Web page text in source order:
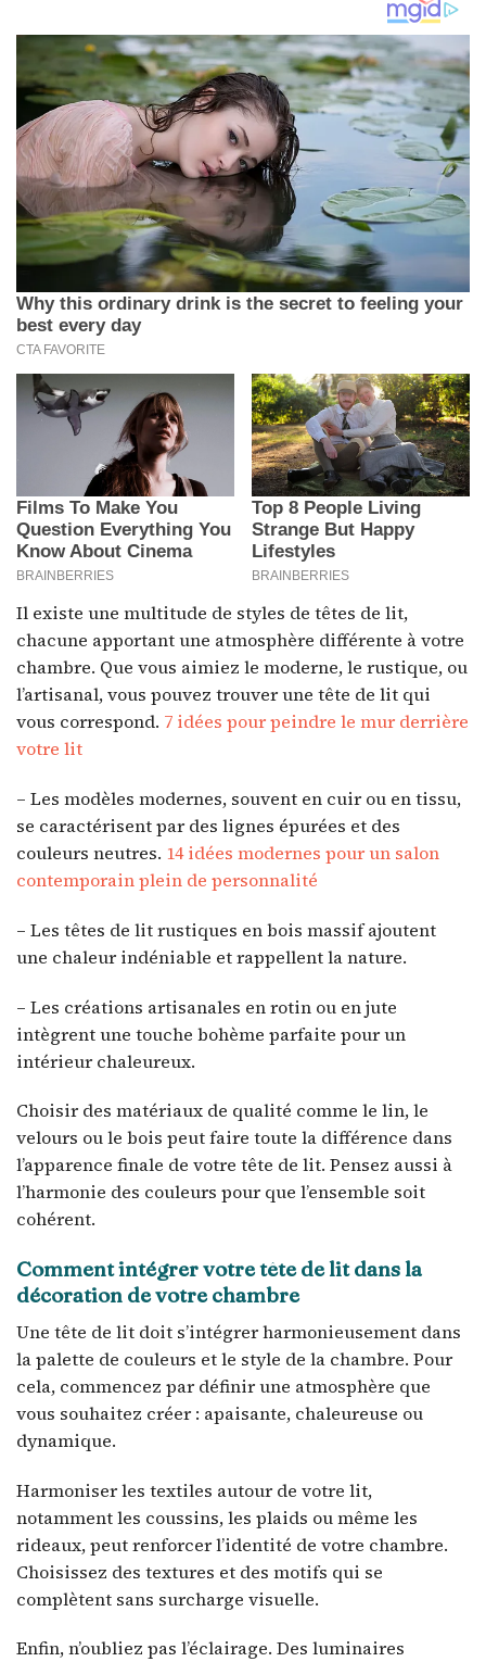
Il existe une multitude de styles de têtes de lit,
chacune apportant une atmosphère différente à votre
chambre. Que vous aimiez le moderne, le rustique, ou
l’artisanal, vous pouvez trouver une tête de lit qui
vous correspond. 7 idées pour peindre le mur derrière
votre lit
– Les modèles modernes, souvent en cuir ou en tissu,
se caractérisent par des lignes épurées et des
couleurs neutres. 14 idées modernes pour un salon
contemporain plein de personnalité
– Les têtes de lit rustiques en bois massif ajoutent
une chaleur indéniable et rappellent la nature.
– Les créations artisanales en rotin ou en jute
intègrent une touche bohème parfaite pour un
intérieur chaleureux.
Choisir des matériaux de qualité comme le lin, le
velours ou le bois peut faire toute la différence dans
l’apparence finale de votre tête de lit. Pensez aussi à
l’harmonie des couleurs pour que l’ensemble soit
cohérent.
Comment intégrer votre tête de lit dans la
décoration de votre chambre
Une tête de lit doit s’intégrer harmonieusement dans
la palette de couleurs et le style de la chambre. Pour
cela, commencez par définir une atmosphère que
vous souhaitez créer : apaisante, chaleureuse ou
dynamique.
Harmoniser les textiles autour de votre lit,
notamment les coussins, les plaids ou même les
rideaux, peut renforcer l’identité de votre chambre.
Choisissez des textures et des motifs qui se
complètent sans surcharge visuelle.
Enfin, n’oubliez pas l’éclairage. Des luminaires